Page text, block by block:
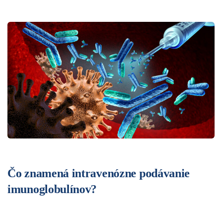
Čo znamená intravenózne podávanie
imunoglobulínov?